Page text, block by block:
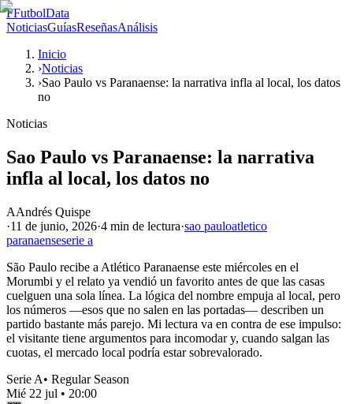
FFutbolData
NoticiasGuíasReseñasAnálisis
Inicio
›Noticias
›Sao Paulo vs Paranaense: la narrativa infla al local, los datos
no
Noticias
Sao Paulo vs Paranaense: la narrativa
infla al local, los datos no
AAndrés Quispe
·11 de junio, 2026·4 min de lectura·sao pauloatletico
paranaenseserie a
São Paulo recibe a Atlético Paranaense este miércoles en el
Morumbi y el relato ya vendió un favorito antes de que las casas
cuelguen una sola línea. La lógica del nombre empuja al local, pero
los números —esos que no salen en las portadas— describen un
partido bastante más parejo. Mi lectura va en contra de ese impulso:
el visitante tiene argumentos para incomodar y, cuando salgan las
cuotas, el mercado local podría estar sobrevalorado.
Serie A• Regular Season
Mié 22 jul • 20:00